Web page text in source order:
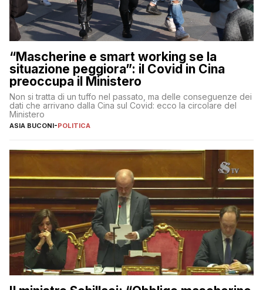
“Mascherine e smart working se la
situazione peggiora”: il Covid in Cina
preoccupa il Ministero
Non si tratta di un tuffo nel passato, ma delle conseguenze dei
dati che arrivano dalla Cina sul Covid: ecco la circolare del
Ministero
ASIA BUCONI-POLITICA